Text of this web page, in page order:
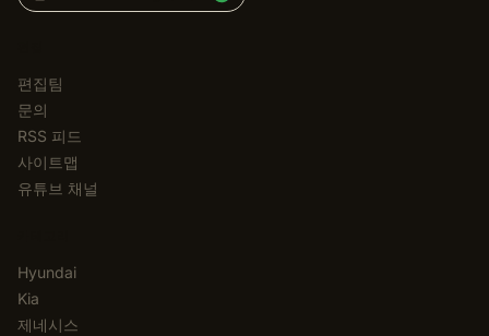
편집팀
문의
RSS 피드
사이트맵
유튜브 채널
Hyundai
Kia
제네시스